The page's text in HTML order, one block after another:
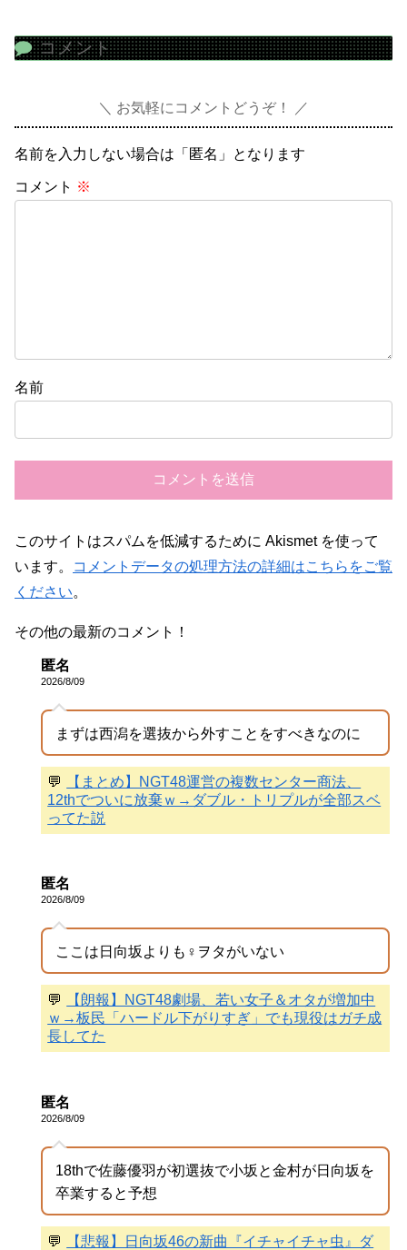
コメント
お気軽にコメントどうぞ！
名前を入力しない場合は「匿名」となります
コメント ※
名前
このサイトはスパムを低減するために Akismet を使って
います。
コメントデータの処理方法の詳細はこちらをご覧
ください。
その他の最新のコメント！
匿名
2026/8/09
まずは西潟を選抜から外すことをすべきなのに
💬
【まとめ】NGT48運営の複数センター商法、
12thでついに放棄ｗ→ダブル・トリプルが全部スベ
ってた説
匿名
2026/8/09
ここは日向坂よりも♀ヲタがいない
💬
【朗報】NGT48劇場、若い女子＆オタが増加中
ｗ→板民「ハードル下がりすぎ」でも現役はガチ成
長してた
匿名
2026/8/09
18thで佐藤優羽が初選抜で小坂と金村が日向坂を
卒業すると予想
💬
【悲報】日向坂46の新曲『イチャイチャ虫』ダ